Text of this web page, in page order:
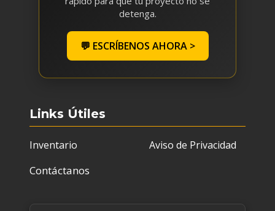
detenga.
💬 ESCRÍBENOS AHORA >
Links Útiles
Inventario
Contáctanos
Aviso de Privacidad